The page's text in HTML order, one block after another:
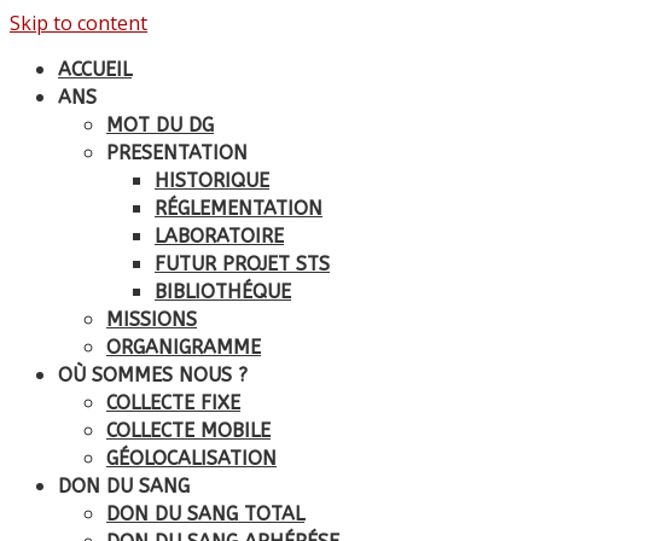
Skip to content
ACCUEIL
ANS
MOT DU DG
PRESENTATION
HISTORIQUE
RÉGLEMENTATION
LABORATOIRE
FUTUR PROJET STS
BIBLIOTHÉQUE
MISSIONS
ORGANIGRAMME
OÙ SOMMES NOUS ?
COLLECTE FIXE
COLLECTE MOBILE
GÉOLOCALISATION
DON DU SANG
DON DU SANG TOTAL